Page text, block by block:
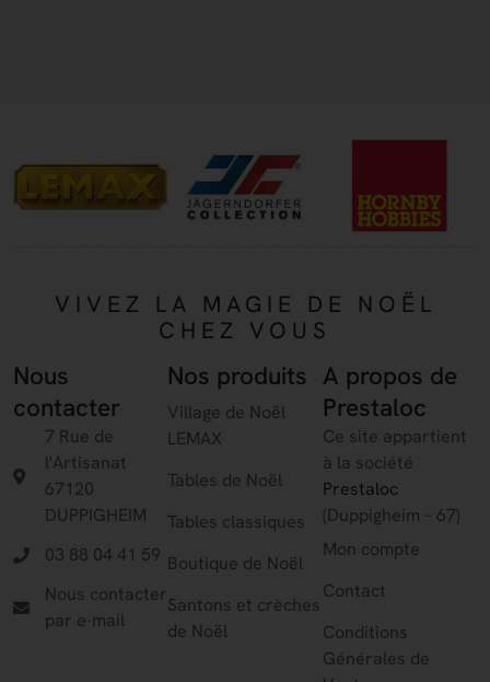
VIVEZ LA MAGIE DE NOËL
CHEZ VOUS
Nous
contacter
7 Rue de
l'Artisanat
67120
DUPPIGHEIM
03 88 04 41 59
Nous contacter
par e-mail
Nos produits
Village de Noël
LEMAX
Tables de Noël
Tables classiques
Boutique de Noël
Santons et crèches
de Noël
A propos de
Prestaloc
Ce site appartient
à la société
Prestaloc
(Duppigheim – 67)
Mon compte
Contact
Conditions
Générales de